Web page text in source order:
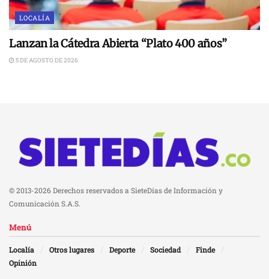
LOCALÍA
Lanzan la Cátedra Abierta “Plato 400 años”
5 DE AGOSTO DE 2026
© 2013-2026 Derechos reservados a SieteDías de Información y
Comunicación S.A.S.
Menú
Localía Otros lugares Deporte Sociedad
Finde
Opinión